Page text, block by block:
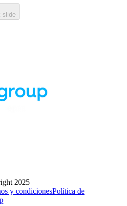
slide
2025
y condicionesPolítica de